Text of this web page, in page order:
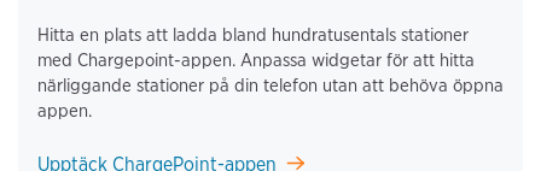
Hitta en plats att ladda bland hundratusentals stationer
med Chargepoint-appen. Anpassa widgetar för att hitta
närliggande stationer på din telefon utan att behöva öppna
appen.
Upptäck ChargePoint-appen